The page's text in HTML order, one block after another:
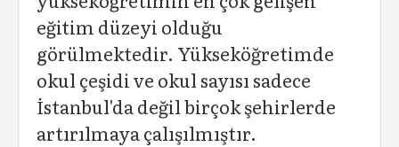
eğitim düzeyi olduğu
görülmektedir. Yükseköğretimde
okul çeşidi ve okul sayısı sadece
İstanbul'da değil birçok şehirlerde
artırılmaya çalışılmıştır.